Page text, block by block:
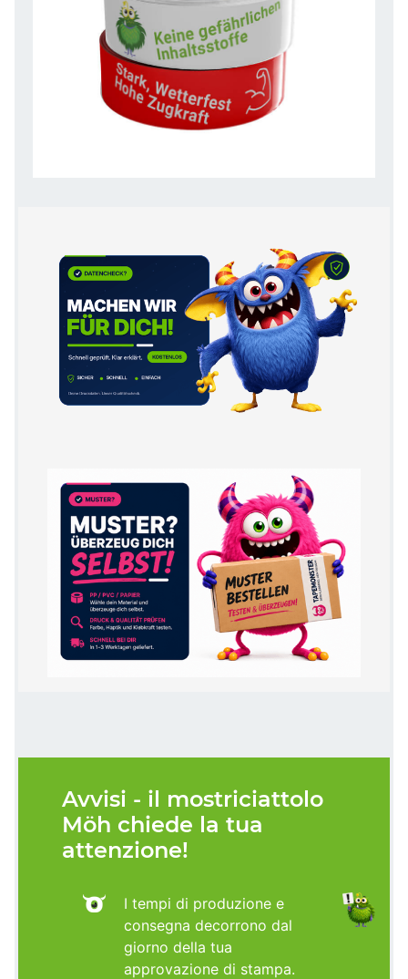
Avvisi - il mostriciattolo
Möh chiede la tua
attenzione!
I tempi di produzione e
consegna decorrono dal
giorno della tua
approvazione di stampa.